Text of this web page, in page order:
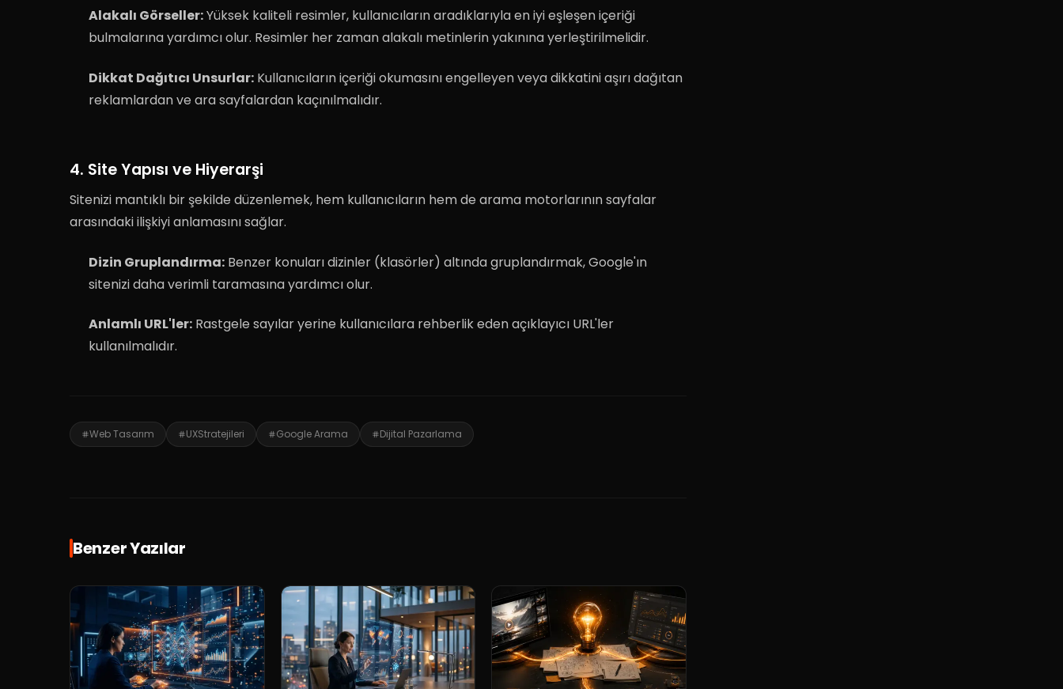
Alakalı Görseller:Yüksek kaliteli resimler, kullanıcıların aradıklarıyla en iyi eşleşen içeriği
bulmalarına yardımcı olur. Resimler her zaman alakalı metinlerin yakınına yerleştirilmelidir.
Dikkat Dağıtıcı Unsurlar: Kullanıcıların içeriği okumasını engelleyen veya dikkatini aşırı dağıtan
reklamlardan ve ara sayfalardan kaçınılmalıdır.
4. Site Yapısı ve Hiyerarşi
Sitenizi mantıklı bir şekilde düzenlemek, hem kullanıcıların hem de arama motorlarının sayfalar
arasındaki ilişkiyi anlamasını sağlar.
Dizin Gruplandırma: Benzer konuları dizinler (klasörler) altında gruplandırmak, Google'ın
sitenizi daha verimli taramasına yardımcı olur.
Anlamlı URL'ler: Rastgele sayılar yerine kullanıcılara rehberlik eden açıklayıcı URL'ler
kullanılmalıdır.
Web Tasarım UXStratejileri Google Arama Dijital Pazarlama
Benzer Yazılar